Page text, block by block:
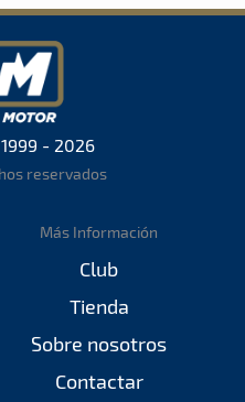
- 2026
reservados
Más Información
Club
Tienda
Sobre nosotros
Contactar